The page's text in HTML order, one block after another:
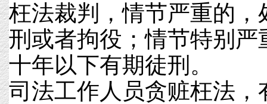
枉法裁判，情节严重的，
刑或者拘役；情节特别严
十年以下有期徒刑。
司法工作人员贪赃枉法，